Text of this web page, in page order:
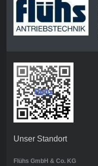
Unser Standort
Flühs GmbH & Co. KG